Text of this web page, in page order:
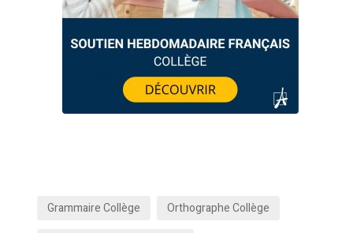
Grammaire Collège
Orthographe Collège